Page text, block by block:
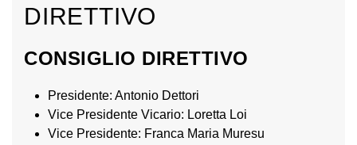
DIRETTIVO
CONSIGLIO DIRETTIVO
Presidente: Antonio Dettori
Vice Presidente Vicario: Loretta Loi
Vice Presidente: Franca Maria Muresu